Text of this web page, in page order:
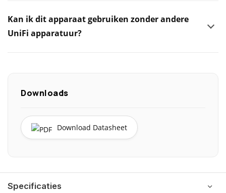
Kan ik dit apparaat gebruiken zonder andere
UniFi apparatuur?
Downloads
Download Datasheet
Specificaties